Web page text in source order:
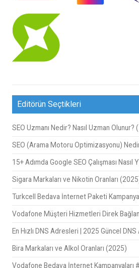
Editörün Seçtikleri
SEO Uzmanı Nedir? Nasıl Uzman
SEO (Arama Motoru Optimizasyonu) Nedir,
15+ Adımda Google SEO Çalışması Nasıl
Sigara Markaları ve Nikotin Oranları
Turkcell Bedava İnternet Paketi
Vodafone Müşteri Hizmetleri Direk
En Hızlı DNS Adresleri | 2025 Güncel DNS
Bira Markaları ve Alkol Oranları (2025)
Vodafone Bedava İnternet Kampanyaları